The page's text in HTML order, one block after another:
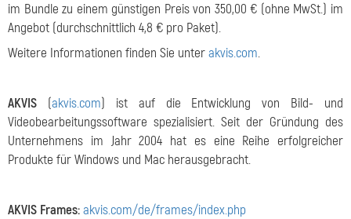
im Bundle zu einem günstigen Preis von 350,00 € (ohne MwSt.) im
Angebot (durchschnittlich 4,8 € pro Paket).
Weitere Informationen finden Sie unterakvis.com.
AKVIS (akvis.com) ist auf die Entwicklung von Bild- und
Videobearbeitungssoftware spezialisiert. Seit der Gründung des
Unternehmens im Jahr 2004 hat es eine Reihe erfolgreicher
Produkte für Windows und Mac herausgebracht.
AKVIS Frames:akvis.com/de/frames/index.php